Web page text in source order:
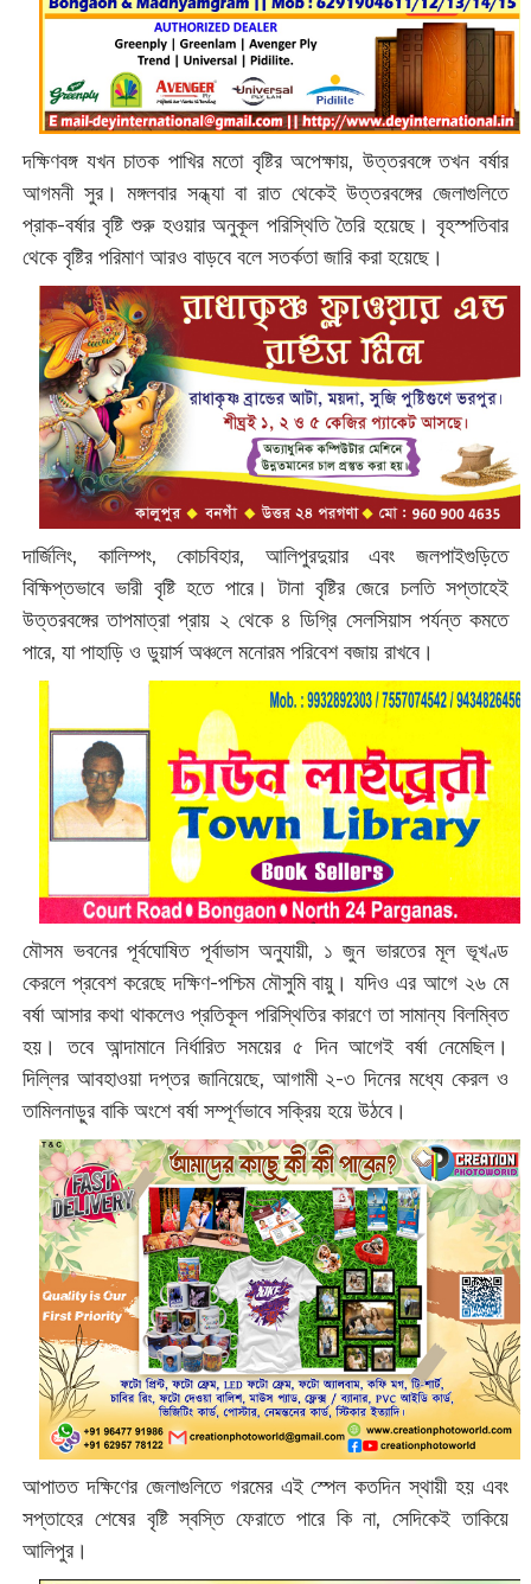
​দক্ষিণবঙ্গ যখন চাতক পাখির মতো বৃষ্টির অপেক্ষায়, উত্তরবঙ্গে তখন বর্ষার
আগমনী সুর। মঙ্গলবার সন্ধ্যা বা রাত থেকেই উত্তরবঙ্গের জেলাগুলিতে
প্রাক-বর্ষার বৃষ্টি শুরু হওয়ার অনুকূল পরিস্থিতি তৈরি হয়েছে। বৃহস্পতিবার
থেকে বৃষ্টির পরিমাণ আরও বাড়বে বলে সতর্কতা জারি করা হয়েছে।
দার্জিলিং, কালিম্পং, কোচবিহার, আলিপুরদুয়ার এবং জলপাইগুড়িতে
বিক্ষিপ্তভাবে ভারী বৃষ্টি হতে পারে। ​টানা বৃষ্টির জেরে চলতি সপ্তাহেই
উত্তরবঙ্গের তাপমাত্রা প্রায় ২ থেকে ৪ ডিগ্রি সেলসিয়াস পর্যন্ত কমতে
পারে, যা পাহাড়ি ও ডুয়ার্স অঞ্চলে মনোরম পরিবেশ বজায় রাখবে।
​মৌসম ভবনের পূর্বঘোষিত পূর্বাভাস অনুযায়ী, ১ জুন ভারতের মূল ভূখণ্ড
কেরলে প্রবেশ করেছে দক্ষিণ-পশ্চিম মৌসুমি বায়ু। যদিও এর আগে ২৬ মে
বর্ষা আসার কথা থাকলেও প্রতিকূল পরিস্থিতির কারণে তা সামান্য বিলম্বিত
হয়। তবে আন্দামানে নির্ধারিত সময়ের ৫ দিন আগেই বর্ষা নেমেছিল।
দিল্লির আবহাওয়া দপ্তর জানিয়েছে, আগামী ২-৩ দিনের মধ্যে কেরল ও
তামিলনাড়ুর বাকি অংশে বর্ষা সম্পূর্ণভাবে সক্রিয় হয়ে উঠবে।
​আপাতত দক্ষিণের জেলাগুলিতে গরমের এই স্পেল কতদিন স্থায়ী হয় এবং
সপ্তাহের শেষের বৃষ্টি স্বস্তি ফেরাতে পারে কি না, সেদিকেই তাকিয়ে
আলিপুর।‌